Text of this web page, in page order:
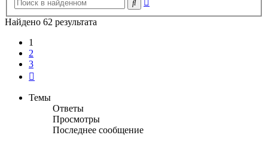
Поиск
Найдено 62 результата
1
2
3
Темы
Ответы
Просмотры
Последнее сообщение